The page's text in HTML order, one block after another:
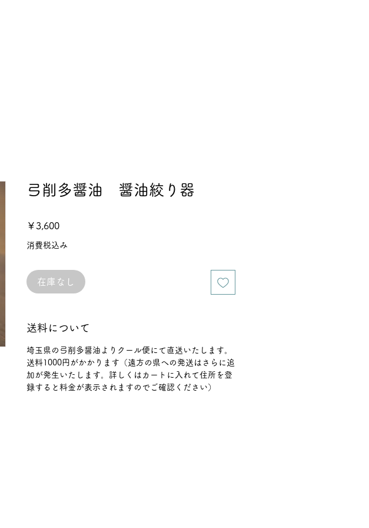
弓削多醤油 醤油絞り器
￥3,600価
格
消費税込み
在庫なし
送料について
埼玉県の弓削多醤油よりクール便にて直送いたします。
送料1000円がかかります（遠方の県への発送はさらに追
加が発生いたします。詳しくはカートに入れて住所を登
録すると料金が表示されますのでご確認ください）